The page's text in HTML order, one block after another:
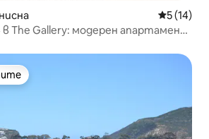
Средна
5 (14)
The Gallery: модерен апартамент
на гостите